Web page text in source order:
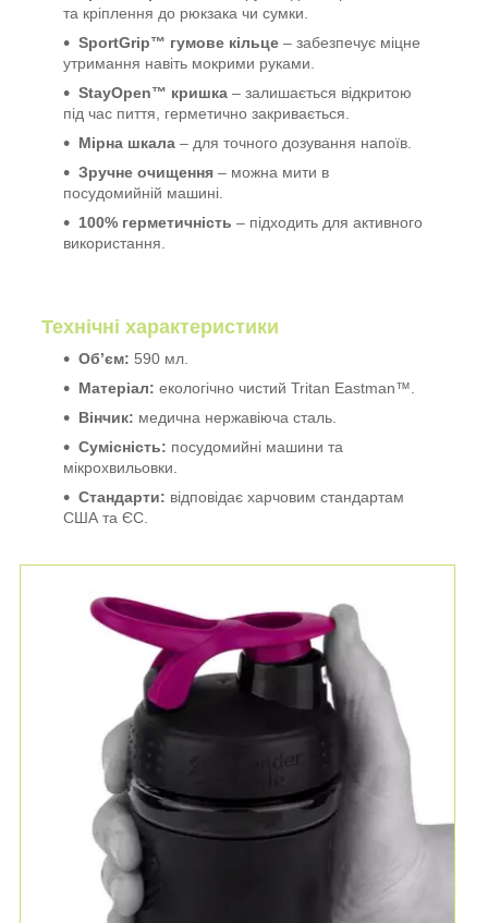
та кріплення до рюкзака чи сумки.
SportGrip™ гумове кільце – забезпечує міцне
утримання навіть мокрими руками.
StayOpen™ кришка – залишається відкритою
під час пиття, герметично закривається.
Мірна шкала – для точного дозування напоїв.
Зручне очищення – можна мити в
посудомийній машині.
100% герметичність – підходить для активного
використання.
Технічні характеристики
Об’єм: 590 мл.
Матеріал: екологічно чистий Tritan Eastman™.
Вінчик: медична нержавіюча сталь.
Сумісність: посудомийні машини та
мікрохвильовки.
Стандарти: відповідає харчовим стандартам
США та ЄС.